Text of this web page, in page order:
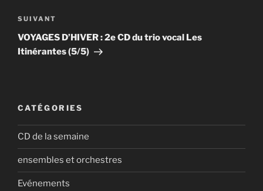
Article
suivant
SUIVANT
VOYAGES D’HIVER : 2e CD du trio vocal Les
Itinérantes (5/5)
CATÉGORIES
CD de la semaine
ensembles et orchestres
Evénements